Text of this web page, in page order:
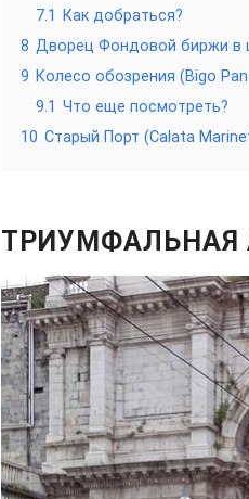
7.1
Как добраться?
8 Дворец Фондовой биржи в
9 Колесо обозрения (Bigo
9.1 Что еще посмотреть?
10 Старый Порт (Calata
ТРИУМФАЛЬНАЯ